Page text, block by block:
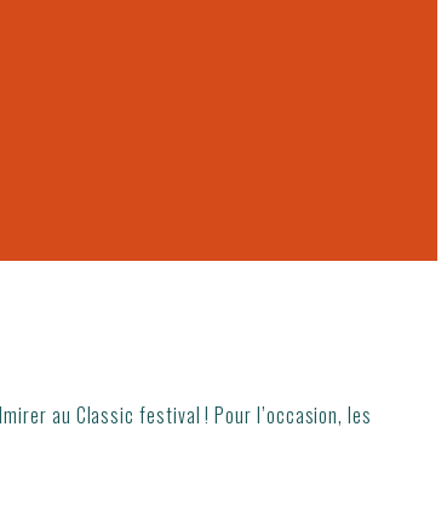
au Classic festival ! Pour l’occasion, les